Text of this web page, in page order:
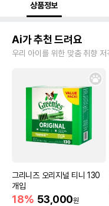
상품정보
Ai가 추천 드려요
우리 아이를 위한 맞춤 취향 저
그리니즈 오리지널 티니 130
개입
18% 53,000원